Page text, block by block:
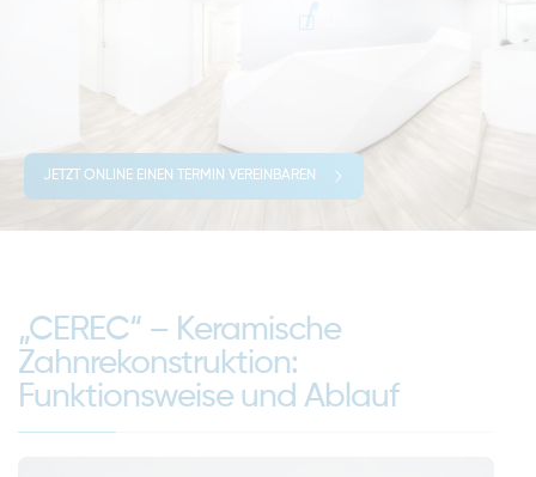
JETZT ONLINE EINEN TERMIN VEREINBAREN
„CEREC“ – Keramische
Zahnrekonstruktion:
Funktionsweise und Ablauf